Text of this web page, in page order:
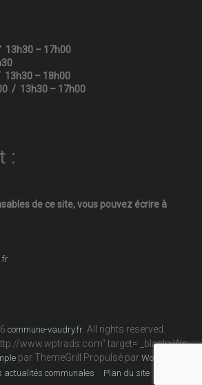
13h30 – 17h00
13h30 – 18h00
/ 13h30 – 17h00
:
de ce site, vous pouvez écrire à
commune-vaudry.fr . All rights reserved.
www.wptrads.com" target= _blank>Wp
par ThemeGrill Propulsé parWordPress
actualités communales Plan du site